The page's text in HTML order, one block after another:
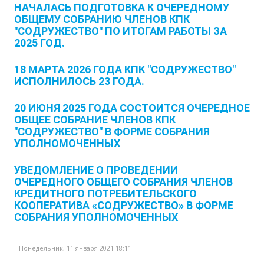
НАЧАЛАСЬ ПОДГОТОВКА К ОЧЕРЕДНОМУ
ОБЩЕМУ СОБРАНИЮ ЧЛЕНОВ КПК
"СОДРУЖЕСТВО" ПО ИТОГАМ РАБОТЫ ЗА
2025 ГОД.
18 МАРТА 2026 ГОДА КПК "СОДРУЖЕСТВО"
ИСПОЛНИЛОСЬ 23 ГОДА.
20 ИЮНЯ 2025 ГОДА СОСТОИТСЯ ОЧЕРЕДНОЕ
ОБЩЕЕ СОБРАНИЕ ЧЛЕНОВ КПК
"СОДРУЖЕСТВО" В ФОРМЕ СОБРАНИЯ
УПОЛНОМОЧЕННЫХ
УВЕДОМЛЕНИЕ О ПРОВЕДЕНИИ
ОЧЕРЕДНОГО ОБЩЕГО СОБРАНИЯ ЧЛЕНОВ
КРЕДИТНОГО ПОТРЕБИТЕЛЬСКОГО
КООПЕРАТИВА «СОДРУЖЕСТВО» В ФОРМЕ
СОБРАНИЯ УПОЛНОМОЧЕННЫХ
Понедельник, 11 января 2021 18:11